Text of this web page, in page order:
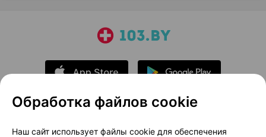
О проекте
Новости проекта
Обработка файлов cookie
Наш сайт использует файлы cookie для обеспечения